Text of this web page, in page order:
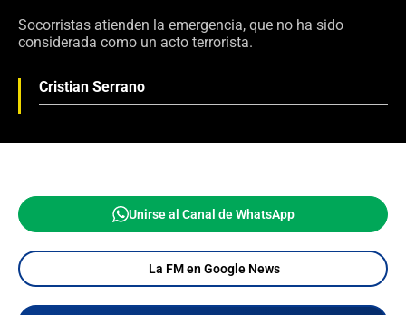
Socorristas atienden la emergencia, que no ha sido
considerada como un acto terrorista.
Cristian Serrano
Unirse al Canal de WhatsApp
La FM en Google News